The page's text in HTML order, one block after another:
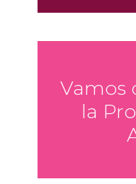
Vamos
la